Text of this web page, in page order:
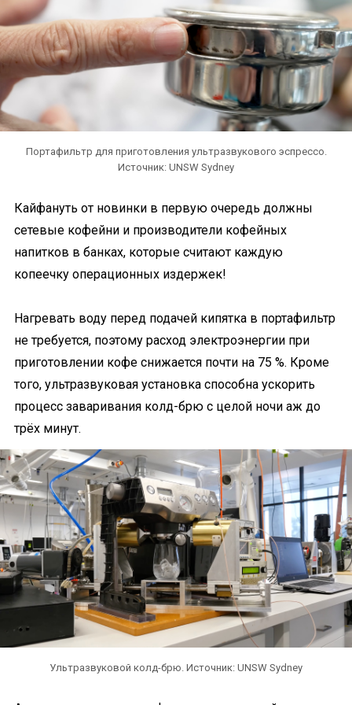
Портафильтр для приготовления ультразвукового эспрессо.
Источник: UNSW Sydney
Кайфануть от новинки в первую очередь должны
сетевые кофейни и производители кофейных
напитков в банках, которые считают каждую
копеечку операционных издержек!
Нагревать воду перед подачей кипятка в портафильтр
не требуется, поэтому расход электроэнергии при
приготовлении кофе снижается почти на 75 %. Кроме
того, ультразвуковая установка способна ускорить
процесс заваривания колд-брю с целой ночи аж до
трёх минут.
Ультразвуковой колд-брю. Источник: UNSW Sydney